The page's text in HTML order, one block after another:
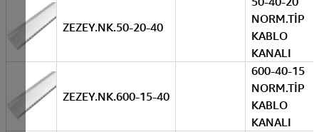
ZEZEY.NK.50-20-40
NORM.TİP
KABLO
KANALI
ZEZEY.NK.600-15-40
600-40-15
NORM.TİP
KABLO
KANALI